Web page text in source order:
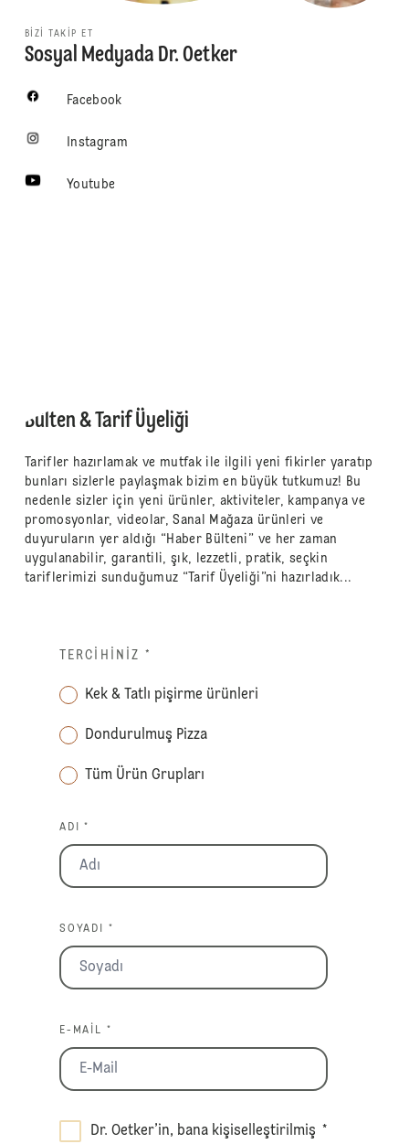
BIZI TAKIP ET
Sosyal Medyada Dr. Oetker
Facebook
Instagram
Youtube
Bülten & Tarif Üyeliği
Tarifler hazırlamak ve mutfak ile ilgili yeni fikirler yaratıp
bunları sizlerle paylaşmak bizim en büyük tutkumuz! Bu
nedenle sizler için yeni ürünler, aktiviteler, kampanya ve
promosyonlar, videolar, Sanal Mağaza ürünleri ve
duyuruların yer aldığı “Haber Bülteni” ve her zaman
uygulanabilir, garantili, şık, lezzetli, pratik, seçkin
tariflerimizi sunduğumuz “Tarif Üyeliği”ni hazırladık...
TERCIHINIZ *
Kek & Tatlı pişirme ürünleri
Dondurulmuş Pizza
Tüm Ürün Grupları
ADI *
SOYADI *
E-MAIL *
Dr. Oetker’in, bana kişiselleştirilmiş *